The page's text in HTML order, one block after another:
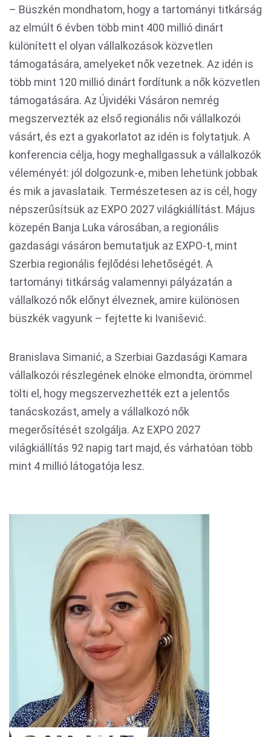
– Büszkén mondhatom, hogy a tartományi titkárság
az elmúlt 6 évben több mint 400 millió dinárt
különített el olyan vállalkozások közvetlen
támogatására, amelyeket nők vezetnek. Az idén is
több mint 120 millió dinárt fordítunk a nők közvetlen
támogatására. Az Újvidéki Vásáron nemrég
megszervezték az első regionális női vállalkozói
vásárt, és ezt a gyakorlatot az idén is folytatjuk. A
konferencia célja, hogy meghallgassuk a vállalkozók
véleményét: jól dolgozunk-e, miben lehetünk jobbak
és mik a javaslataik. Természetesen az is cél, hogy
népszerűsítsük az EXPO 2027 világkiállítást. Május
közepén Banja Luka városában, a regionális
gazdasági vásáron bemutatjuk az EXPO-t, mint
Szerbia regionális fejlődési lehetőségét. A
tartományi titkárság valamennyi pályázatán a
vállalkozó nők előnyt élveznek, amire különösen
büszkék vagyunk – fejtette ki Ivanišević.
Branislava Simanić, a Szerbiai Gazdasági Kamara
vállalkozói részlegének elnöke elmondta, örömmel
tölti el, hogy megszervezhették ezt a jelentős
tanácskozást, amely a vállalkozó nők
megerősítését szolgálja. Az EXPO 2027
világkiállítás 92 napig tart majd, és várhatóan több
mint 4 millió látogatója lesz.